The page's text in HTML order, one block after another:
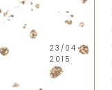
23/04
2015